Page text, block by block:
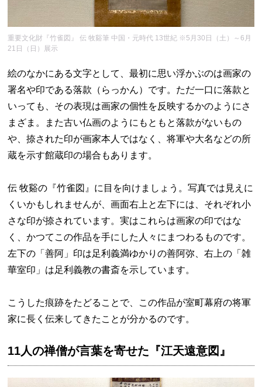
重要文化財『竹雀図』 伝 牧谿筆 中国・元時代 13世紀 ※5月30日（土）～6月
21日（日）展示
絵のなかにある文字として、最初に思い浮かぶのは画家の
署名や印である落款（らっかん）です。ただ一口に落款と
いっても、その表現は画家の個性を反映するかのようにさ
まざま。また古い仏画のようにもともと落款がないもの
や、捺された印が画家本人ではなく、将軍や大名などの所
蔵を示す館蔵印の場合もあります。
伝 牧谿の『竹雀図』に目を向けましょう。写真では見えに
くいかもしれませんが、画面右上と左下には、それぞれ小
さな印が捺されています。実はこれらは画家の印ではな
く、かつてこの作品を手にした人々にまつわるものです。
左下の「善阿」印は足利義満ゆかりの善阿弥、右上の「雑
華室印」は足利義教の書斎を示しています。
こうした痕跡をたどることで、この作品が室町幕府の将軍
家に長く伝来してきたことが分かるのです。
11人の禅僧が言葉を寄せた『江天遠意図』